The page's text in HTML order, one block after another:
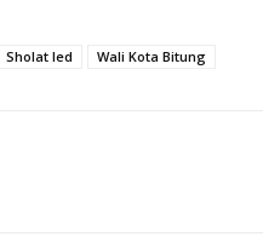
Sholat Ied Wali Kota Bitung